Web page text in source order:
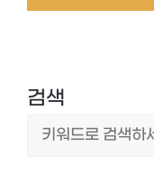
검색